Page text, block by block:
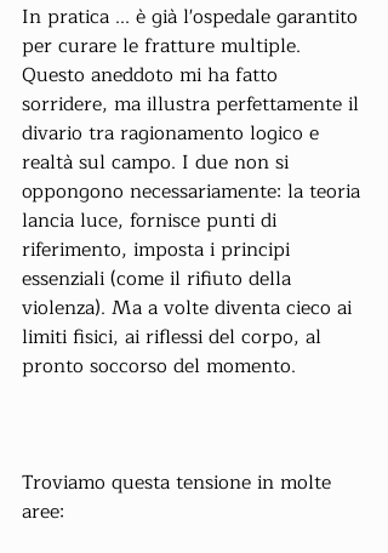
In pratica ... è già l'ospedale garantito
per curare le fratture multiple.
Questo aneddoto mi ha fatto
sorridere, ma illustra perfettamente il
divario tra ragionamento logico e
realtà sul campo. I due non si
oppongono necessariamente: la teoria
lancia luce, fornisce punti di
riferimento, imposta i principi
essenziali (come il rifiuto della
violenza). Ma a volte diventa cieco ai
limiti fisici, ai riflessi del corpo, al
pronto soccorso del momento.
Troviamo questa tensione in molte
aree: